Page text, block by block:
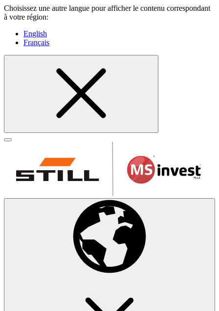
Choisissez une autre langue pour afficher le contenu correspondant
à votre région:
English
Français